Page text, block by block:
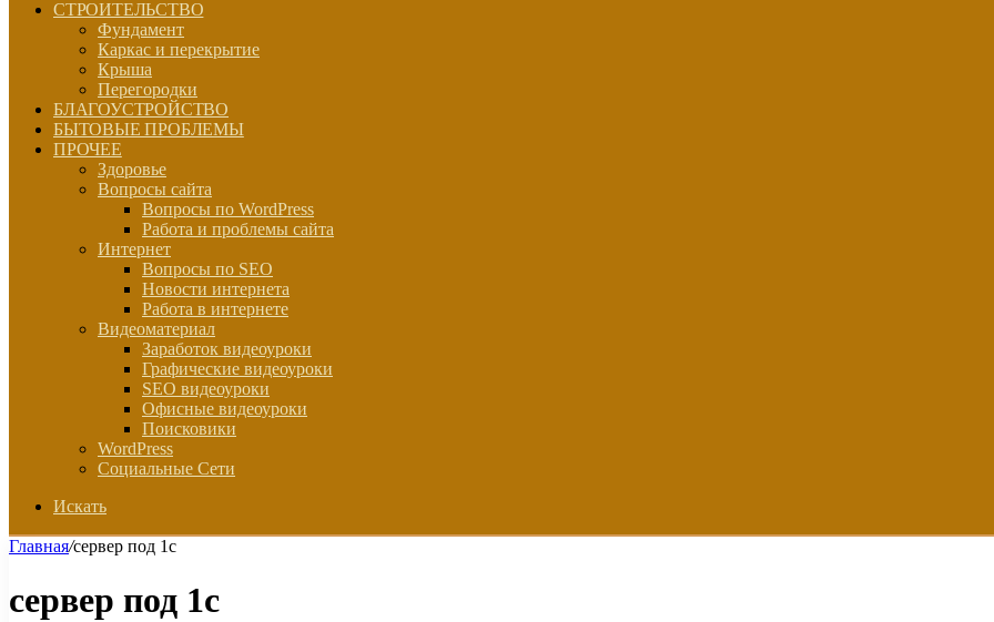
СТРОИТЕЛЬСТВО
Фундамент
Каркас и перекрытие
Крыша
Перегородки
БЛАГОУСТРОЙСТВО
БЫТОВЫЕ ПРОБЛЕМЫ
ПРОЧЕЕ
Здоровье
Вопросы сайта
Вопросы по WordPress
Работа и проблемы сайта
Интернет
Вопросы по SEO
Новости интернета
Работа в интернете
Видеоматериал
Заработок видеоуроки
Графические видеоуроки
SEO видеоуроки
Офисные видеоуроки
Поисковики
WordPress
Социальные Сети
Искать
Главная/сервер под 1с
сервер под 1с